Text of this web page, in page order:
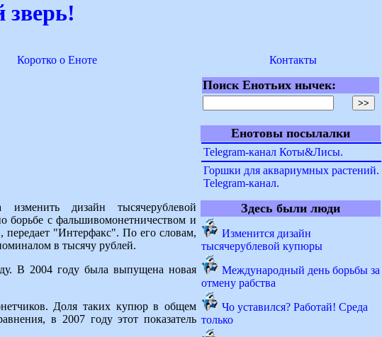
Коротко о Еноте Контакты
изменить дизайн тысячерублевой
борьбе с фальшивомонетничеством и
"Интерфакс". По его словам,
в тысячу рублей.
В 2004 году была выпущена новая
Доля таких купюр в общем
в 2007 году этот показатель
Поиск Енотьих нычек:
Енотовы посылалки
Telegram-канал Коты&Лисы.
Горшки для аквариумных растений.
Telegram-канал.
Здесь были люди
Изменится дизайн
тысячерублевой купюры
Международный день борьбы за
отмену рабства
Чо уставился? Работай! Среда
только